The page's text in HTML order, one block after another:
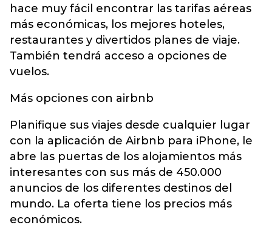
hace muy fácil encontrar las tarifas aéreas
más económicas, los mejores hoteles,
restaurantes y divertidos planes de viaje.
También tendrá acceso a opciones de
vuelos.
Más opciones con airbnb
Planifique sus viajes desde cualquier lugar
con la aplicación de Airbnb para iPhone, le
abre las puertas de los alojamientos más
interesantes con sus más de 450.000
anuncios de los diferentes destinos del
mundo. La oferta tiene los precios más
económicos.